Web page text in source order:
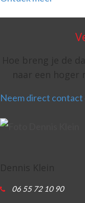
Neem direct contact
06 55 72 10 90